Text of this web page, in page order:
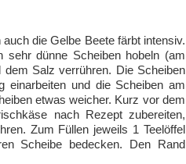
die Gelbe Beete färbt intensiv.
dünne Scheiben hobeln (am
Salz verrühren. Die Scheiben
einarbeiten und die Scheiben am
etwas weicher. Kurz vor dem
nach Rezept zubereiten,
Zum Füllen jeweils 1 Teelöffel
Scheibe bedecken. Den Rand